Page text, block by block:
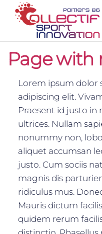
Page with
Lorem ipsum dolor
adipiscing elit.
Praesent id justo
ultrices. Nullam
nonummy non,
aliquet accumsan
justo. Cum sociis
magnis dis
ridiculus mus.
Mauris dictum
quidem rerum